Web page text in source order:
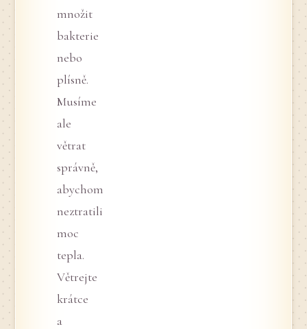
množit
bakterie
nebo
plísně.
Musíme
ale
větrat
správně,
abychom
neztratili
moc
tepla.
Větrejte
krátce
a